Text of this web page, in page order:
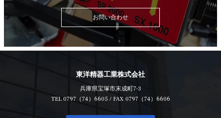
お問い合わせ
東洋精器工業株式会社
兵庫県宝塚市末成町7-3
TEL 0797（74）6605 / FAX 0797（74）6606